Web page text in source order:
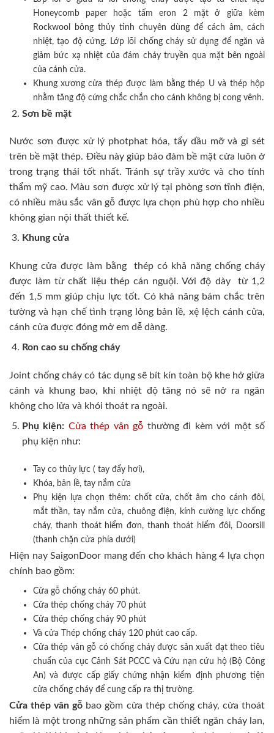
Honeycomb paper hoặc tấm eron 2 mặt ở giữa kèm
Rockwool bông thủy tinh chuyên dùng để cách âm, cách
nhiệt, tạo độ cứng. Lớp lõi chống cháy sử dụng để ngăn và
giảm bức xạ nhiệt của đám cháy truyền qua mặt bên ngoài
của cánh cửa.
Khung xương cửa thép được làm bằng thép U và thép hộp
nhằm tăng độ cứng chắc chắn cho cánh không bị cong vênh.
Sơn bề mặt
Nước sơn được xử lý photphat hóa, tẩy dầu mỡ và gỉ sét
trên bề mặt thép. Điều này giúp bảo đảm bề mặt cửa luôn ở
trong trạng thái tốt nhất. Tránh sự trầy xước và cho tính
thẩm mỹ cao. Màu sơn được xử lý tại phòng sơn tĩnh điện,
có nhiều màu sắc vân gỗ được lựa chọn phù hợp cho nhiều
không gian nội thất thiết kế.
Khung cửa
Khung cửa được làm bằng thép có khả năng chống cháy
được làm từ chất liệu thép cán nguội. Với độ dày từ 1,2
đến 1,5 mm giúp chịu lực tốt. Có khả năng bám chắc trên
tường và hạn chế tình trạng lỏng bản lề, xệ lệch cánh cửa,
cánh cửa được đóng mở em dễ dàng.
Ron cao su chống cháy
Joint chống cháy có tác dụng sẽ bít kín toàn bộ khe hở giữa
cánh và khung bao, khi nhiệt độ tăng nó sẽ nở ra ngăn
không cho lửa và khói thoát ra ngoài.
Phụ kiện: Cửa thép vân gỗ thường đi kèm với một số
phụ kiện như:
Tay co thủy lực ( tay đẩy hơi),
Khóa, bản lề, tay nắm cửa
Phụ kiện lựa chọn thêm: chốt cửa, chốt âm cho cánh đôi,
mắt thần, tay nắm cửa, chuông điện, kính cường lực chống
cháy, thanh thoát hiểm đơn, thanh thoát hiểm đôi, Doorsill
(thanh chặn cửa phía dưới)
Hiện nay SaigonDoor mang đến cho khách hàng 4 lựa chọn
chính bao gồm:
Cửa gỗ chống cháy 60 phút.
Cửa thép chống cháy 70 phút
Cửa thép chống cháy 90 phút
Và cửa Thép chống cháy 120 phút cao cấp.
Cửa thép vân gỗ có chống cháy được sản xuất đạt theo tiêu
chuẩn của cục Cảnh Sát PCCC và Cứu nạn cứu hộ (Bộ Công
An) và được cấp giấy chứng nhận kiểm định phương tiện
cửa chống cháy để cung cấp ra thị trường.
Cửa thép vân gỗ bao gồm cửa thép chống cháy, cửa thoát
hiểm là một trong những sản phẩm cần thiết ngăn cháy lan,